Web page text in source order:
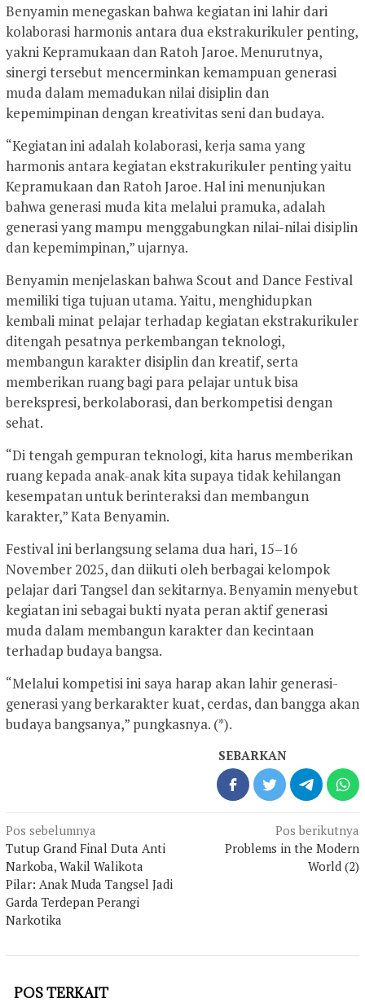
Benyamin menegaskan bahwa kegiatan ini lahir dari
kolaborasi harmonis antara dua ekstrakurikuler penting,
yakni Kepramukaan dan Ratoh Jaroe. Menurutnya,
sinergi tersebut mencerminkan kemampuan generasi
muda dalam memadukan nilai disiplin dan
kepemimpinan dengan kreativitas seni dan budaya.
“Kegiatan ini adalah kolaborasi, kerja sama yang
harmonis antara kegiatan ekstrakurikuler penting yaitu
Kepramukaan dan Ratoh Jaroe. Hal ini menunjukan
bahwa generasi muda kita melalui pramuka, adalah
generasi yang mampu menggabungkan nilai-nilai disiplin
dan kepemimpinan,” ujarnya.
Benyamin menjelaskan bahwa Scout and Dance Festival
memiliki tiga tujuan utama. Yaitu, menghidupkan
kembali minat pelajar terhadap kegiatan ekstrakurikuler
ditengah pesatnya perkembangan teknologi,
membangun karakter disiplin dan kreatif, serta
memberikan ruang bagi para pelajar untuk bisa
berekspresi, berkolaborasi, dan berkompetisi dengan
sehat.
“Di tengah gempuran teknologi, kita harus memberikan
ruang kepada anak-anak kita supaya tidak kehilangan
kesempatan untuk berinteraksi dan membangun
karakter,” Kata Benyamin.
Festival ini berlangsung selama dua hari, 15–16
November 2025, dan diikuti oleh berbagai kelompok
pelajar dari Tangsel dan sekitarnya. Benyamin menyebut
kegiatan ini sebagai bukti nyata peran aktif generasi
muda dalam membangun karakter dan kecintaan
terhadap budaya bangsa.
“Melalui kompetisi ini saya harap akan lahir generasi-
generasi yang berkarakter kuat, cerdas, dan bangga akan
budaya bangsanya,” pungkasnya. (*).
SEBARKAN
Navigasi
pos
Pos sebelumnya
Tutup Grand Final Duta Anti
Narkoba, Wakil Walikota
Pilar: Anak Muda Tangsel Jadi
Garda Terdepan Perangi
Narkotika
Pos berikutnya
Problems in the Modern
World (2)
POS TERKAIT